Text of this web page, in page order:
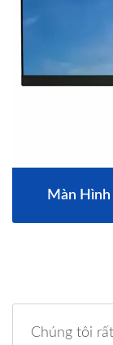
Màn
Chúng tôi